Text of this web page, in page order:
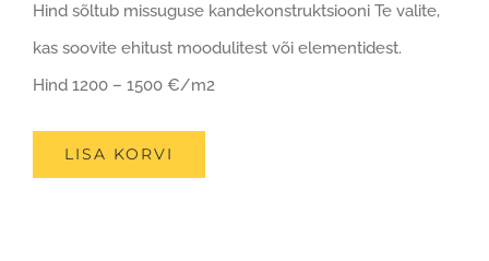
Hind sõltub missuguse kandekonstruktsiooni Te valite,
kas soovite ehitust moodulitest või elementidest.
Hind 1200 – 1500 €/m2
LISA KORVI